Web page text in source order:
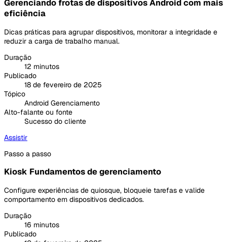
Gerenciando frotas de dispositivos Android com mais
eficiência
Dicas práticas para agrupar dispositivos, monitorar a integridade e
reduzir a carga de trabalho manual.
Duração
12 minutos
Publicado
18 de fevereiro de 2025
Tópico
Android Gerenciamento
Alto-falante ou fonte
Sucesso do cliente
Assistir
Passo a passo
Kiosk Fundamentos de gerenciamento
Configure experiências de quiosque, bloqueie tarefas e valide
comportamento em dispositivos dedicados.
Duração
16 minutos
Publicado